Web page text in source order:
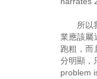
所以
業應該屬
跑粗，而
分明顯，
problem